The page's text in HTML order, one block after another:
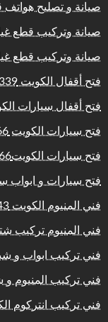
صيانة و تصليح هواتف
صيانة وتركيب قطع
صيانة وتركيب قطع
فتح أقفال الكويت 52227339 قريب على موقعي
فتح أقفال سيارات
فتح سيارات الكويت 66400366 قريب على موقعي
فتح سيارات الكويت66400366
فتح سيارات و ابواب
فني المنيوم الكويت 52227343
فني المنيوم تركيب
فني تركيب ابواب و
فني تركيب المنيوم و
فني تركيب انتركوم الكويت